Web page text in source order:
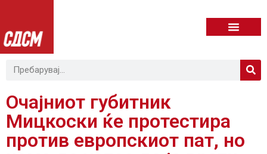
Очајниот губитник
Мицкоски ќе протестира
против европскиот пат, но